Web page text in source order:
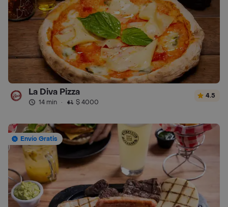
La Diva Pizza
14 min · $ 4000
4.5
Envío Gratis